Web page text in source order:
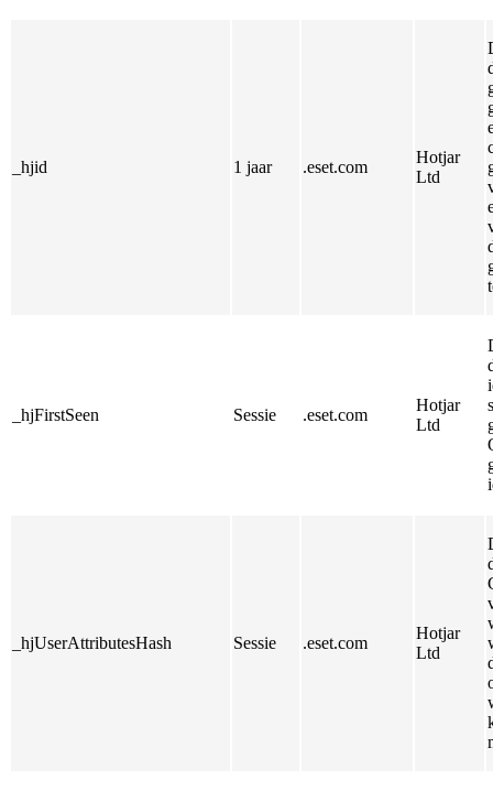
_hjid 1 jaar .eset.com
Hotjar
Ltd
_hjFirstSeen Sessie .eset.com
Hotjar
Ltd
_hjUserAttributesHash Sessie .eset.com
Hotjar
Ltd